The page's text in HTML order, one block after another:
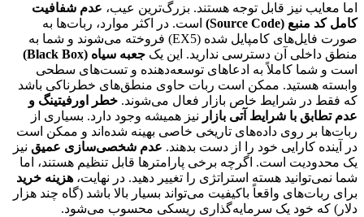
اما معایب نیز قابل توجه هستند. بزرگ‌ترین عیب، عدم شفافیت
کامل کد منبع (Source Code)
است. در اکثر موارد، ربات‌ها به
صورت فایل‌های کامپایل شده (EX5) فروخته می‌شوند و شما به
منطق داخلی آن دسترسی ندارید. این یک جعبه سیاه (Black Box)
است و شما کاملاً به ادعاهای توسعه‌دهنده و تست‌های سطحی
وابسته هستید. ممکن است ربات حاوی منطق‌های خطرناکی باشد
که فقط در شرایط خاص بازار فعال می‌شوند. خطر اورفیتینگ و
عدم تطابق با شرایط آتی بازار نیز همیشه وجود دارد. بسیاری از
ربات‌ها بر روی داده‌های تاریخی خاصی بهینه شده‌اند و ممکن است
در آینده کارایی خود را از دست بدهند. عدم شخصی‌سازی عمیق نیز
یک محدودیت است. اگرچه برخی پارامترها قابل تنظیم هستند، اما
شما نمی‌توانید هسته استراتژی را تغییر دهید. در نهایت، هزینه خرید
برای ربات‌های واقعاً باکیفیت می‌تواند بسیار بالا باشد (گاه چند هزار
دلار) که خود یک سرمایه‌گذاری ریسکی محسوب می‌شود.